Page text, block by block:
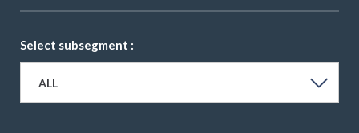
Select subsegment :
ALL